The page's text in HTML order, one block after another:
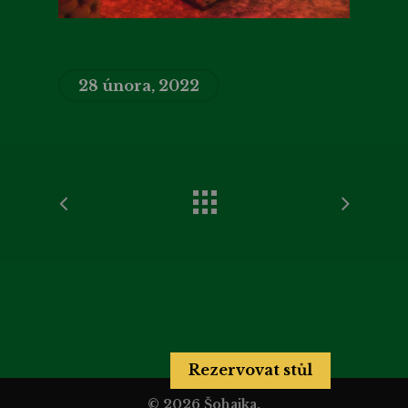
28 února, 2022
© 2026 Šohajka.
Rezervovat stůl